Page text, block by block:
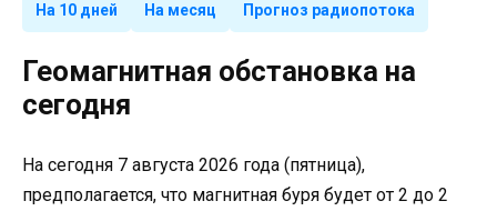
На 10 дней На месяц Прогноз радиопотока
Геомагнитная обстановка на
сегодня
На сегодня 7 августа 2026 года (пятница),
предполагается, что магнитная буря будет от 2 до 2